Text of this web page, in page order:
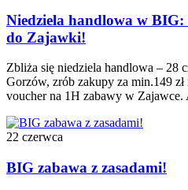
Niedziela handlowa w
do Zajawki!
Zbliża się niedziela handlowa – 28
Gorzów, zrób zakupy za min.149
voucher na 1H zabawy w Zajawce.
22 czerwca
BIG zabawa z zasadami!